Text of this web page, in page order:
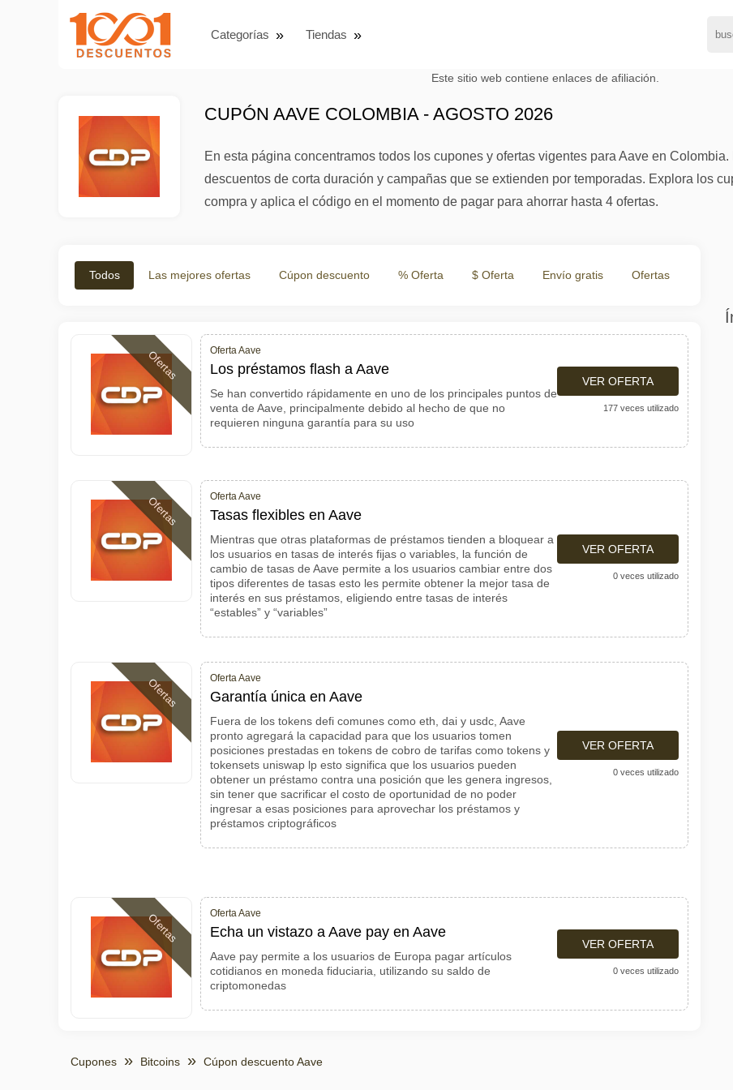
Categorías Tiendas
Este sitio web contiene enlaces de afiliación.
CUPÓN AAVE COLOMBIA - AGOSTO 2026
En esta página concentramos todos los cupones y ofertas vigentes para Aave en
descuentos de corta duración y campañas que se extienden por temporadas. Explora los
compra y aplica el código en el momento de pagar para ahorrar hasta 4 ofertas.
Todos Las mejores ofertas Cúpon descuento % Oferta $ Oferta Envío gratis Ofertas
Ofertas Oferta Aave
Los préstamos flash a Aave
Se han convertido rápidamente en uno de los principales puntos de
venta de Aave, principalmente debido al hecho de que no
requieren ninguna garantía para su uso
VER OFERTA
177 veces utilizado
Ofertas Oferta Aave
Tasas flexibles en Aave
Mientras que otras plataformas de préstamos tienden a bloquear a
los usuarios en tasas de interés fijas o variables, la función de
cambio de tasas de Aave permite a los usuarios cambiar entre dos
tipos diferentes de tasas esto les permite obtener la mejor tasa de
interés en sus préstamos, eligiendo entre tasas de interés
“estables” y “variables”
VER OFERTA
0 veces utilizado
Ofertas Oferta Aave
Garantía única en Aave
Fuera de los tokens defi comunes como eth, dai y usdc, Aave
pronto agregará la capacidad para que los usuarios tomen
posiciones prestadas en tokens de cobro de tarifas como tokens y
tokensets uniswap lp esto significa que los usuarios pueden
obtener un préstamo contra una posición que les genera ingresos,
sin tener que sacrificar el costo de oportunidad de no poder
ingresar a esas posiciones para aprovechar los préstamos y
préstamos criptográficos
VER OFERTA
0 veces utilizado
Ofertas Oferta Aave
Echa un vistazo a Aave pay en Aave
Aave pay permite a los usuarios de Europa pagar artículos
cotidianos en moneda fiduciaria, utilizando su saldo de
criptomonedas
VER OFERTA
0 veces utilizado
Cupones Bitcoins Cúpon descuento Aave